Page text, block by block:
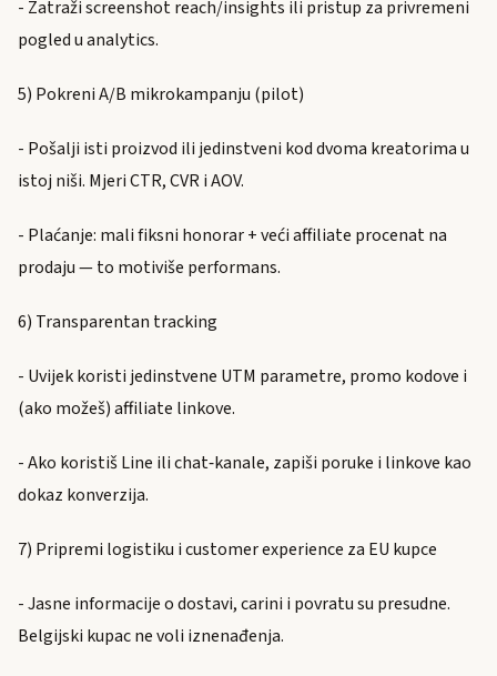
- Zatraži screenshot reach/insights ili pristup za privremeni
pogled u analytics.
5) Pokreni A/B mikrokampanju (pilot)
- Pošalji isti proizvod ili jedinstveni kod dvoma kreatorima u
istoj niši. Mjeri CTR, CVR i AOV.
- Plaćanje: mali fiksni honorar + veći affiliate procenat na
prodaju — to motiviše performans.
6) Transparentan tracking
- Uvijek koristi jedinstvene UTM parametre, promo kodove i
(ako možeš) affiliate linkove.
- Ako koristiš Line ili chat‑kanale, zapiši poruke i linkove kao
dokaz konverzija.
7) Pripremi logistiku i customer experience za EU kupce
- Jasne informacije o dostavi, carini i povratu su presudne.
Belgijski kupac ne voli iznenađenja.